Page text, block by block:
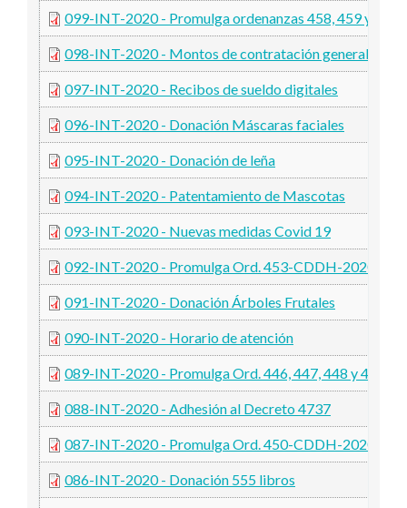
099-INT-2020 - Promulga ordenanzas 458, 459 y
098-INT-2020 - Montos de contratación general,
097-INT-2020 - Recibos de sueldo digitales
096-INT-2020 - Donación Máscaras faciales
095-INT-2020 - Donación de leña
094-INT-2020 - Patentamiento de Mascotas
093-INT-2020 - Nuevas medidas Covid 19
092-INT-2020 - Promulga Ord. 453-CDDH-2020
091-INT-2020 - Donación Árboles Frutales
090-INT-2020 - Horario de atención
089-INT-2020 - Promulga Ord. 446, 447, 448 y 449-
088-INT-2020 - Adhesión al Decreto 4737
087-INT-2020 - Promulga Ord. 450-CDDH-2020
086-INT-2020 - Donación 555 libros